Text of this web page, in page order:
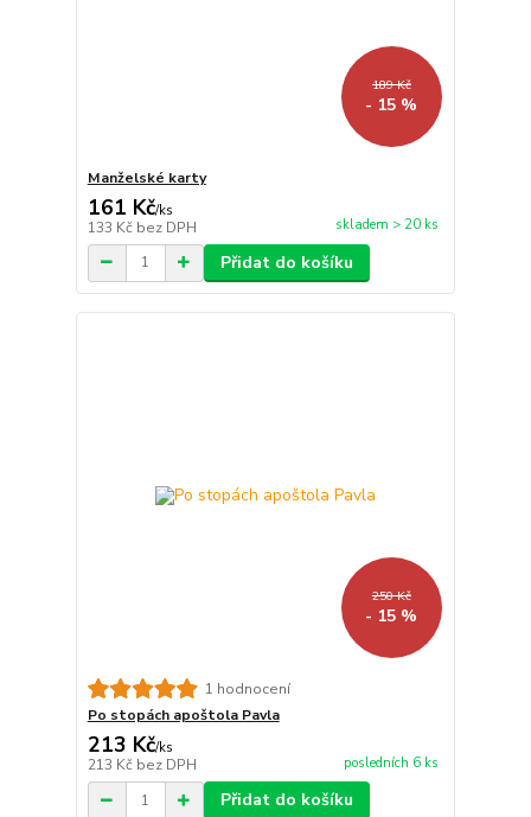
189 Kč
- 15 %
Manželské karty
161 Kč/ks
133 Kč bez DPH skladem > 20 ks
Přidat do košíku
250 Kč
- 15 %
1 hodnocení
Po stopách apoštola Pavla
213 Kč/ks
213 Kč bez DPH posledních 6 ks
Přidat do košíku